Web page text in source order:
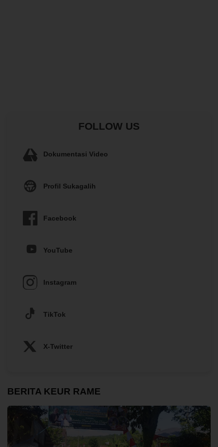
FOLLOW US
Dokumentasi Video
Profil Sukagalih
Facebook
YouTube
Instagram
TikTok
X-Twitter
BERITA KEUR RAME